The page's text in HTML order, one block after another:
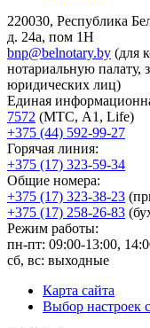
220030, Республика
д. 24а, пом 1Н
bnp@belnotary.by (для
нотариальную палату,
юридических лиц)
Единая
7572 (МТС, A1, Life)
+375 (44) 592-99-27
Горячая линия:
+375 (17) 323-59-34
Общие номера:
+375 (17) 323-38-23
+375 (17) 258-26-83
Режим работы:
пн-пт: 09:00-13:00,
сб, вс: выходные
Карта сайта
Выбор настроек